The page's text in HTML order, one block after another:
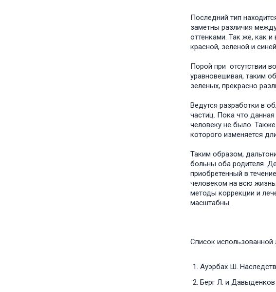
Последний тип
заметны различия
оттенками. Так же, как
красной, зеленой и
Порой при отсутствии
уравновешивая, таким
зеленых, прекрасно
Ведутся разработки в
частиц. Пока что
человеку не было.
которого изменяется
Таким образом,
больны оба родителя.
приобретенный в
человеком на всю
методы коррекции и
масштабны.
Список использованной
Ауэрбах Ш.
Берг Л. и Давыденков